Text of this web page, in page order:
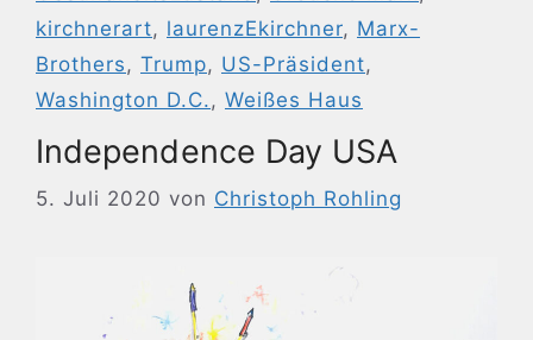
kirchnerart, laurenzEkirchner, Marx-
Brothers , Trump, US-Präsident,
Washington D.C. , Weißes Haus
Independence Day USA
5. Juli 2020 von Christoph Rohling